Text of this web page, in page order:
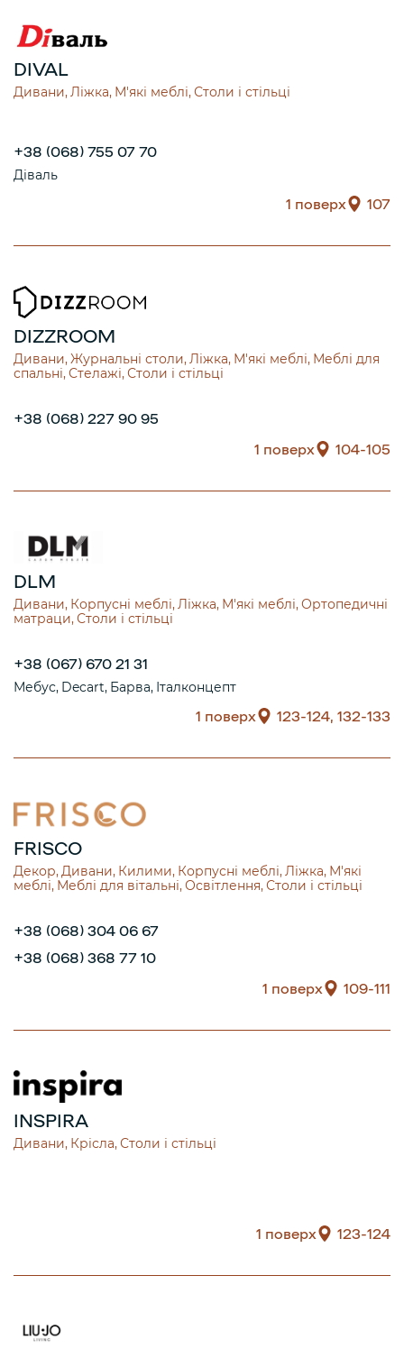
DIVAL
Дивани Ліжка М'які меблі Столи і стільці
+38 (068) 755 07 70
Діваль
1 поверх 107
DIZZROOM
Дивани Журнальні столи Ліжка М'які меблі Меблі для
спальні Стелажі Столи і стільці
+38 (068) 227 90 95
1 поверх
104-105
DLM
Дивани Корпусні меблі Ліжка М'які меблі Ортопедичні
матраци Столи і стільці
+38 (067) 670 21 31
Мебус Decart Барва Італконцепт
1 поверх 123-124, 132-133
FRISCO
Декор Дивани Килими Корпусні меблі Ліжка М'які
меблі Меблі для вітальні Освітлення Столи і стільці
+38 (068) 304 06 67
+38 (068) 368 77 10
1 поверх
109-111
INSPIRA
Дивани Крісла Столи і стільці
1 поверх 123-124